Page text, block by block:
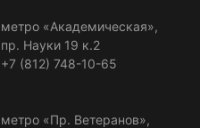
метро «Академическая»,
пр. Науки 19 к.2
+7 (812) 748-10-65
метро «Пр. Ветеранов»,